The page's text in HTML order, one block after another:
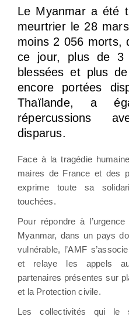
Le Myanmar a été
meurtrier le 28
moins 2 056 morts,
ce jour, plus de 3
blessées et plus
encore portées
Thaïlande, a
répercussions
disparus.
Face à la tragédie
maires de France et des
exprime toute sa
touchées.
Pour répondre à
Myanmar, dans un pays
vulnérable, l’AMF
et relaye les appels
partenaires présentes sur
et la Protection civile.
Les collectivités qui le